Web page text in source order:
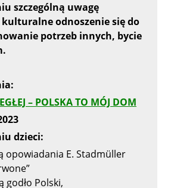
szczególną uwagę
odnoszenie się do
potrzeb innych, bycie
– POLSKA TO MÓJ DOM
dzieci:
opowiadania E. Stadmüller
godło Polski,